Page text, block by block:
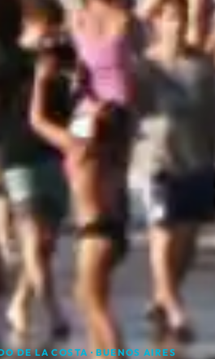
DE LA COSTA · BUENOS AIRES